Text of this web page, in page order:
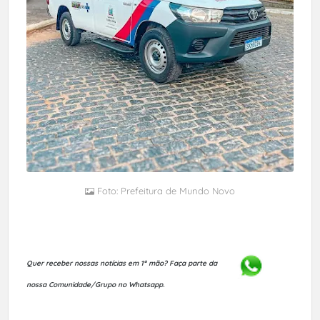
Foto: Prefeitura de Mundo Novo
Quer receber nossas notícias em 1ª mão? Faça parte da
nossa Comunidade/Grupo no Whatsapp.